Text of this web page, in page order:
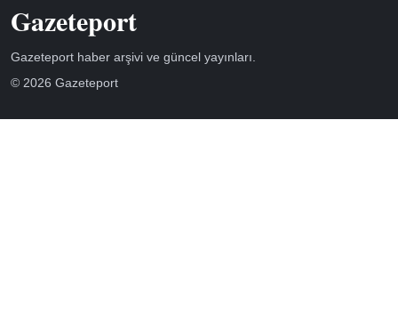
Gazeteport
Gazeteport haber arşivi ve güncel yayınları.
© 2026 Gazeteport